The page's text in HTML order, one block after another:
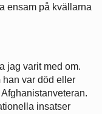
ensam på kvällarna
jag varit med om.
han var död eller
insatser